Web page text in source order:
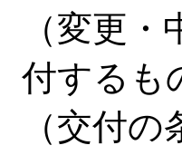
（変更
付するも
（交付の